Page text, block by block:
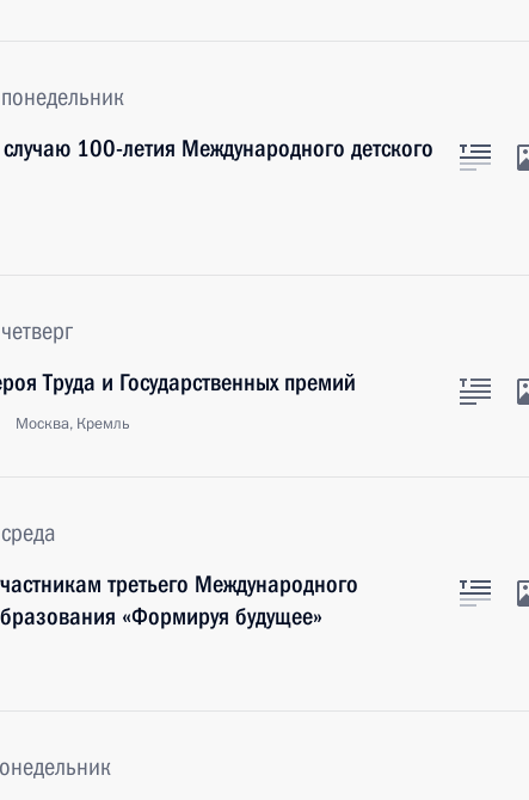
100-летия Международного детского
Труда и Государственных премий
Москва, Кремль
третьего Международного
«Формируя будущее»